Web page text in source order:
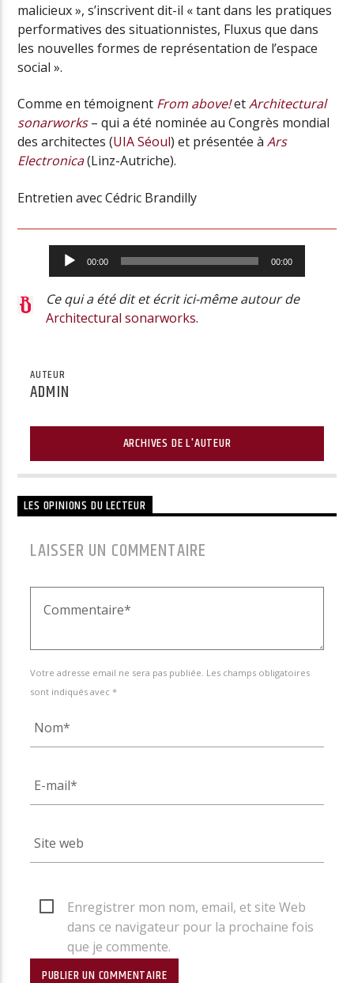
malicieux », s’inscrivent dit-il « tant dans les pratiques
performatives des situationnistes, Fluxus que dans
les nouvelles formes de représentation de l’espace
social ».
Comme en témoignent From above!etArchitectural
sonarworks– qui a été nominée au Congrès mondial
des architectes (UIA Séoul) et présentée àArs
Electronica(Linz-Autriche).
Entretien avec Cédric Brandilly
00:00 00:00
Ce qui a été dit et écrit ici-même autour de
Architectural sonarworks.
AUTEUR
ADMIN
ARCHIVES DE L'AUTEUR
LES OPINIONS DU LECTEUR
LAISSER UN COMMENTAIRE
Votre adresse email ne sera pas publiée. Les champs obligatoires
sont indiqués avec *
Enregistrer mon nom, email, et site Web
dans ce navigateur pour la prochaine fois
que je commente.